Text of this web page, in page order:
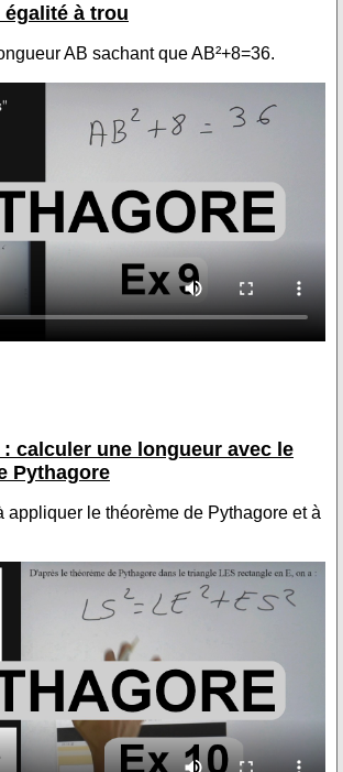
égalité à trou
AB sachant que AB²+8=36.
: calculer une longueur avec le
Pythagore
appliquer le théorème de Pythagore et à